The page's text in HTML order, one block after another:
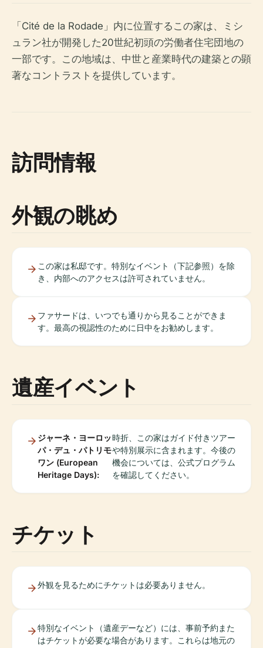
「Cité de la Rodade」内に位置するこの家は、ミシ
ュラン社が開発した20世紀初頭の労働者住宅団地の
一部です。この地域は、中世と産業時代の建築との顕
著なコントラストを提供しています。
訪問情報
外観の眺め
この家は私邸です。特別なイベント（下記参照）を除
き、内部へのアクセスは許可されていません。
ファサードは、いつでも通りから見ることができま
す。最高の視認性のために日中をお勧めします。
遺産イベント
ジャーネ・ヨーロッ
パ・デュ・パトリモ
ワン (European
Heritage Days):
時折、この家はガイド付きツアー
や特別展示に含まれます。今後の
機会については、公式プログラム
を確認してください。
チケット
外観を見るためにチケットは必要ありません。
特別なイベント（遺産デーなど）には、事前予約また
はチケットが必要な場合があります。これらは地元の